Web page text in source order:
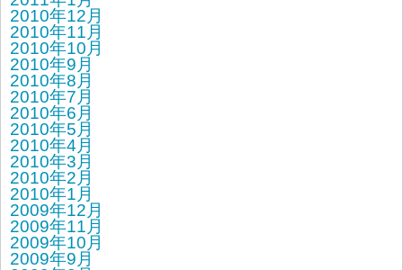
2010年12月
2010年11月
2010年10月
2010年9月
2010年8月
2010年7月
2010年6月
2010年5月
2010年4月
2010年3月
2010年2月
2010年1月
2009年12月
2009年11月
2009年10月
2009年9月